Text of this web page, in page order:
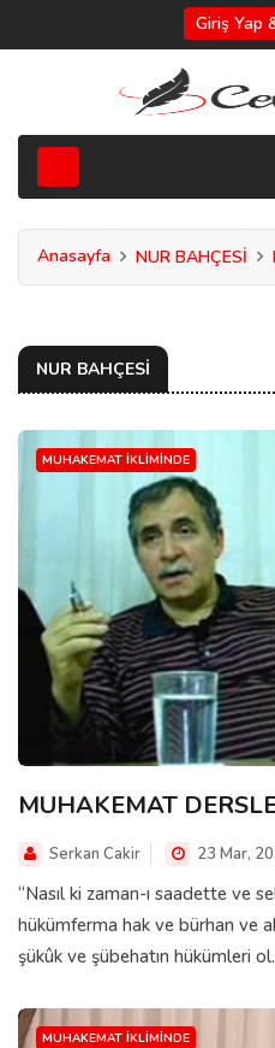
Giriş Yap
Anasayfa NUR BAHÇESİ
NUR BAHÇESİ
MUHAKEMAT İKLIMINDE
MUHAKEMAT
Serkan Cakir 23 Mar,
“Nasıl ki zaman-ı saadette ve
hükümferma hak ve bürhan ve
şükûk ve şübehatın hükümleri
MUHAKEMAT İKLIMINDE